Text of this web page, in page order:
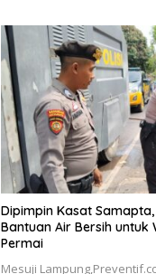
Dipimpin Kasat
Bantuan Air Bersih untuk
Permai
Mesuji